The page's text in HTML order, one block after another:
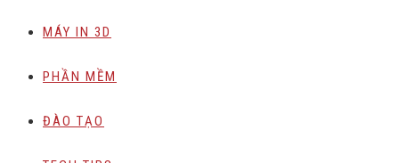
MÁY IN 3D
PHẦN MỀM
ĐÀO TẠO